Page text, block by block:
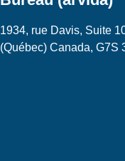
1934, rue Davis, Suite
(Québec) Canada, G7S